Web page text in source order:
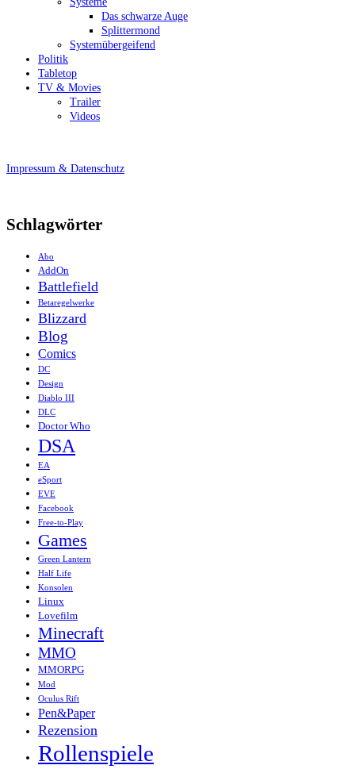
Das schwarze Auge
Splittermond
Systemübergeifend
Politik
Tabletop
TV & Movies
Trailer
Videos
Impressum & Datenschutz
Schlagwörter
Abo
AddOn
Battlefield
Betaregelwerke
Blizzard
Blog
Comics
DC
Design
Diablo III
DLC
Doctor Who
DSA
EA
eSport
EVE
Facebook
Free-to-Play
Games
Green Lantern
Half Life
Konsolen
Linux
Lovefilm
Minecraft
MMO
MMORPG
Mod
Oculus Rift
Pen&Paper
Rezension
Rollenspiele